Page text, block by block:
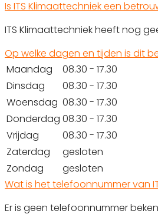
Is ITS Klimaattechniek een
ITS Klimaattechniek heeft nog
Op welke dagen en tijden is dit
Maandag
08.30 - 17.30
Dinsdag
08.30 - 17.30
Woensdag 08.30 - 17.30
Donderdag 08.30 - 17.30
Vrijdag
08.30 - 17.30
Zaterdag
gesloten
Zondag
gesloten
Wat is het telefoonnummer van
Er is geen telefoonnummer